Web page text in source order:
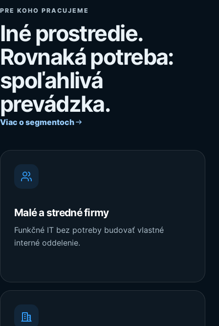
PRE KOHO PRACUJEME
Iné prostredie.
Rovnaká potreba:
spoľahlivá
prevádzka.
Viac o segmentoch
Malé a stredné firmy
Funkčné IT bez potreby budovať vlastné
interné oddelenie.